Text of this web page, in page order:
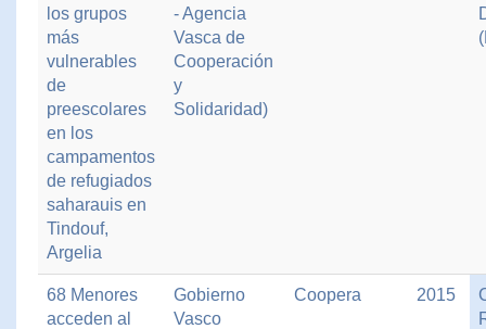
los grupos
más
vulnerables
de
preescolares
en los
campamentos
de refugiados
saharauis en
Tindouf,
Argelia
- Agencia
Vasca de
Cooperación
y
Solidaridad)
68 Menores
acceden al
Gobierno
Vasco
Coopera 2015